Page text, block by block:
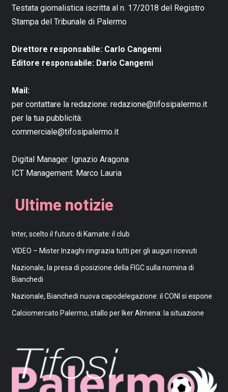
Testata giornalistica iscritta al n. 17/2018 del Registro
Stampa del Tribunale di Palermo
Direttore responsabile: Carlo Cangemi
Editore responsabile: Dario Cangemi
Mail:
per contattare la redazione: redazione@tifosipalermo.it
per la tua pubblicità:
commerciale@tifosipalermo.it
Digital Manager: Ignazio Aragona
ICT Management: Marco Lauria
Ultime notizie
Inter, scelto il futuro di Kamate: il club
VIDEO – Mister Inzaghi ringrazia tutti per gli auguri ricevuti
Nazionale, la presa di posizione della FIGC sulla nomina di
Bianchedi
Nazionale, Bianchedi nuova capodelegazione: il CONI si espone
Calciomercato Palermo, stallo per Iker Almena: la situazione